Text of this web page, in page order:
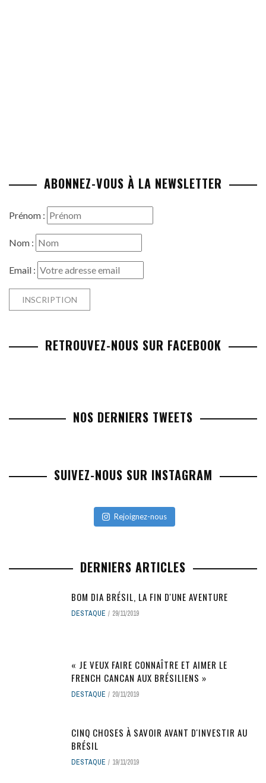
ABONNEZ-VOUS À LA NEWSLETTER
Prénom :
Nom :
Email :
RETROUVEZ-NOUS SUR FACEBOOK
NOS DERNIERS TWEETS
SUIVEZ-NOUS SUR INSTAGRAM
Rejoignez-nous
DERNIERS ARTICLES
BOM DIA BRÉSIL, LA FIN D'UNE AVENTURE
DESTAQUE 29/11/2019
« JE VEUX FAIRE CONNAÎTRE ET AIMER LE
FRENCH CANCAN AUX BRÉSILIENS »
DESTAQUE 20/11/2019
CINQ CHOSES À SAVOIR AVANT D'INVESTIR AU
BRÉSIL
DESTAQUE 19/11/2019